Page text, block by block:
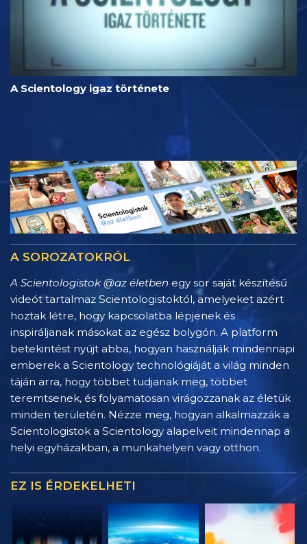
A Scientology igaz története
A SOROZATOKRÓL
A Scientologistok @az életben egy sor saját készítésű
videót tartalmaz Scientologistoktól, amelyeket azért
hoztak létre, hogy kapcsolatba lépjenek és
inspiráljanak másokat az egész bolygón. A platform
betekintést nyújt abba, hogyan használják mindennapi
emberek a Scientology technológiáját a világ minden
táján arra, hogy többet tudjanak meg, többet
teremtsenek, és folyamatosan virágozzanak az életük
minden területén. Nézze meg, hogyan alkalmazzák a
Scientologistok a Scientology alapelveit mindennap a
helyi egyházakban, a munkahelyen vagy otthon.
EZ IS ÉRDEKELHETI